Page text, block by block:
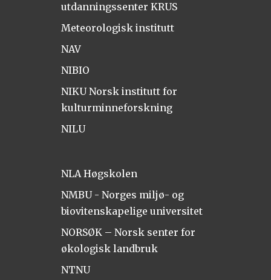
utdanningssenter KRUS
Meteorologisk institutt
NAV
NIBIO
NIKU Norsk institutt for
kulturminneforskning
NILU
NLA Høgskolen
NMBU - Norges miljø- og
biovitenskapelige universitet
NORSØK – Norsk senter for
økologisk landbruk
NTNU